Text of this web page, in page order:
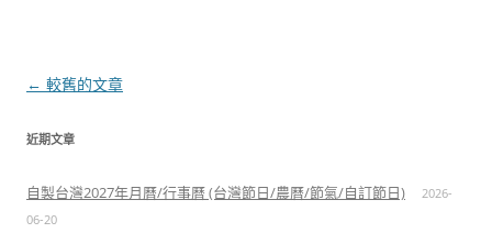
文
導
← 較舊的文章
近期文章
自製台灣2027年月曆/行事曆 (台灣節日/農曆/節氣/自訂節日)
2026-
06-20